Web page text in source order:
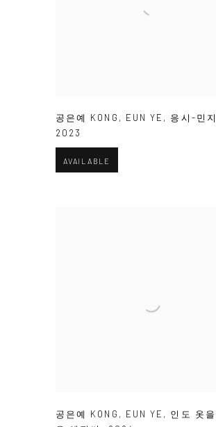
공은예 KONG , EUN YE , 응시-민
2023
AVAILABLE
공은예 KONG , EUN YE , 인도 옷